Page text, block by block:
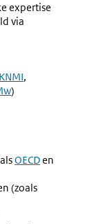
expertise
via
Externe
KNMI,
)
Externe
OECDen
(zoals